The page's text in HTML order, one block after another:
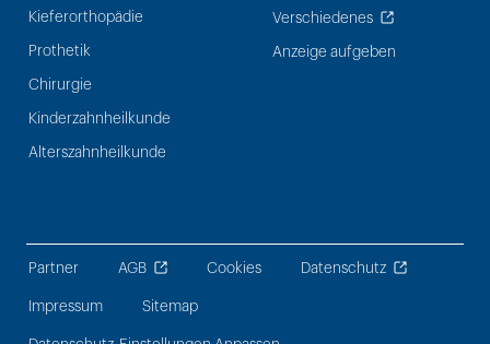
Kieferorthopädie
Prothetik
Chirurgie
Kinderzahnheilkunde
Alterszahnheilkunde
Verschiedenes
Anzeige aufgeben
Partner AGB Cookies Datenschutz
Impressum Sitemap